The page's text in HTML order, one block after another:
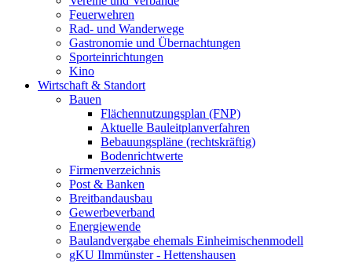
Feuerwehren
Rad- und Wanderwege
Gastronomie und Übernachtungen
Sporteinrichtungen
Kino
Wirtschaft & Standort
Bauen
Flächennutzungsplan (FNP)
Aktuelle Bauleitplanverfahren
Bebauungspläne (rechtskräftig)
Bodenrichtwerte
Firmenverzeichnis
Post & Banken
Breitbandausbau
Gewerbeverband
Energiewende
Baulandvergabe ehemals Einheimischenmodell
gKU Ilmmünster - Hettenshausen